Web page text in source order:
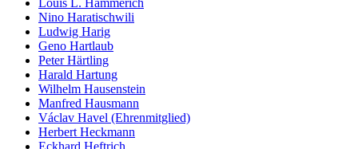
Nino Haratischwili
Ludwig Harig
Geno Hartlaub
Peter Härtling
Harald Hartung
Wilhelm Hausenstein
Manfred Hausmann
Václav Havel (Ehrenmitglied)
Herbert Heckmann
Eckhard Heftrich